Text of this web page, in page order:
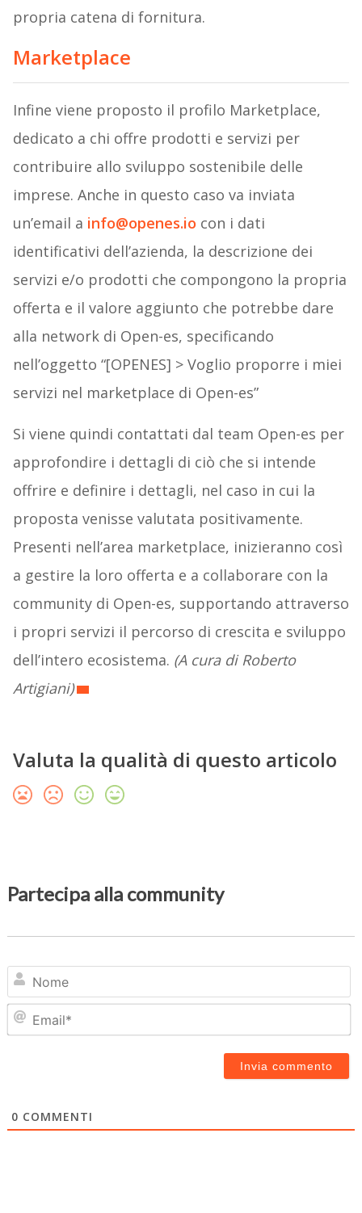
propria catena di fornitura.
Marketplace
Infine viene proposto il profilo Marketplace,
dedicato a chi offre prodotti e servizi per
contribuire allo sviluppo sostenibile delle
imprese. Anche in questo caso va inviata
un’email a info@openes.io con i dati
identificativi dell’azienda, la descrizione dei
servizi e/o prodotti che compongono la propria
offerta e il valore aggiunto che potrebbe dare
alla network di Open-es, specificando
nell’oggetto “[OPENES] > Voglio proporre i miei
servizi nel marketplace di Open-es”
Si viene quindi contattati dal team Open-es per
approfondire i dettagli di ciò che si intende
offrire e definire i dettagli, nel caso in cui la
proposta venisse valutata positivamente.
Presenti nell’area marketplace, inizieranno così
a gestire la loro offerta e a collaborare con la
community di Open-es, supportando attraverso
i propri servizi il percorso di crescita e sviluppo
dell’intero ecosistema. (A cura di Roberto
Artigiani)
Valuta la qualità di questo articolo
Partecipa alla community
0 COMMENTI